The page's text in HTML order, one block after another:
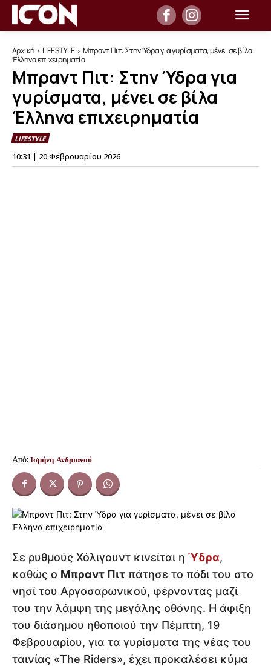
Αρχική LIFESTYLE
Μπραντ Πιτ: Στην Ύδρα για γυρίσματα, μένει σε βίλα
Έλληνα επιχειρηματία
Μπραντ Πιτ: Στην Ύδρα για
γυρίσματα, μένει σε βίλα
Έλληνα επιχειρηματία
LIFESTYLE
10:31 | 20 Φεβρουαρίου 2026
Από: Ισμήνη Ανδριανού
Σε ρυθμούς Χόλιγουντ κινείται η Ύδρα,
καθώς ο Μπραντ Πιτ πάτησε το πόδι του στο
νησί του Αργοσαρωνικού, φέρνοντας μαζί
του την λάμψη της μεγάλης οθόνης. Η άφιξη
του διάσημου ηθοποιού την Πέμπτη, 19
Φεβρουαρίου, για τα γυρίσματα της νέας του
ταινίας «The Riders», έχει προκαλέσει κύμα